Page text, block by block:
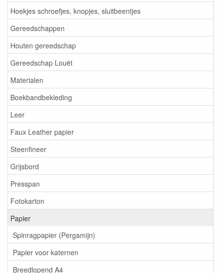
Hoekjes schroefjes, knopjes, sluitbeentjes
Gereedschappen
Houten gereedschap
Gereedschap Louët
Materialen
Boekbandbekleding
Leer
Faux Leather papier
Steenfineer
Grijsbord
Presspan
Fotokarton
Papier
Spinragpapier (Pergamijn)
Papier voor katernen
Breedlopend A4